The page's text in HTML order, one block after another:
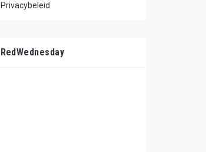
Privacybeleid
RedWednesday